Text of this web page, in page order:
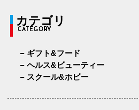
カテゴリ
CATEGORY
ギフト&フード
ヘルス&ビューティー
スクール&ホビー